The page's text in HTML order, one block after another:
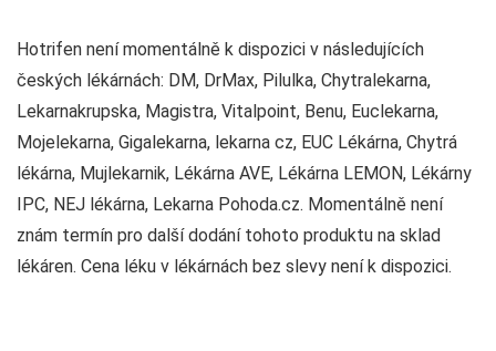
Hotrifen není momentálně k dispozici v následujících
českých lékárnách: DM, DrMax, Pilulka, Chytralekarna,
Lekarnakrupska, Magistra, Vitalpoint, Benu, Euclekarna,
Mojelekarna, Gigalekarna, lekarna cz, EUC Lékárna, Chytrá
lékárna, Mujlekarnik, Lékárna AVE, Lékárna LEMON, Lékárny
IPC, NEJ lékárna, Lekarna Pohoda.cz. Momentálně není
znám termín pro další dodání tohoto produktu na sklad
lékáren. Cena léku v lékárnách bez slevy není k dispozici.